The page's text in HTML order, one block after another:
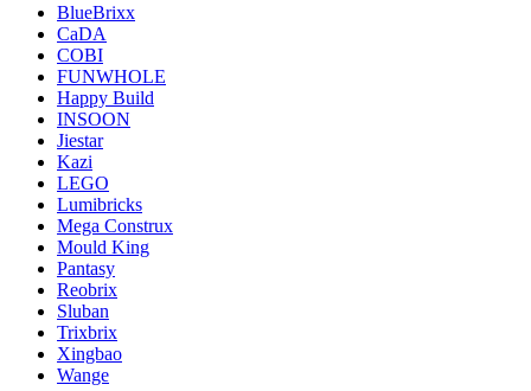
BlueBrixx
CaDA
COBI
FUNWHOLE
Happy Build
INSOON
Jiestar
Kazi
LEGO
Lumibricks
Mega Construx
Mould King
Pantasy
Reobrix
Sluban
Trixbrix
Xingbao
Wange